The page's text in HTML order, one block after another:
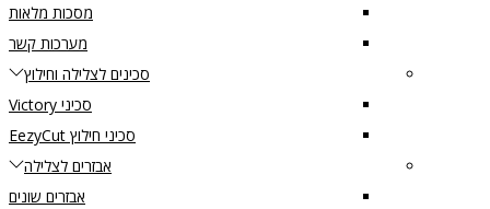
מסכות מלאות
מערכות קשר
סכינים לצלילה וחילוץ
סכיני Victory
סכיני חילוץ EezyCut
אבזרים לצלילה
אבזרים שונים